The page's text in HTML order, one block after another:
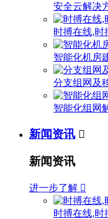
安全云解决
时搏在线,时
智能化机房
分支组网及
智能化组网
新闻资讯 
新闻资讯
进一步了解 
时搏在线,时